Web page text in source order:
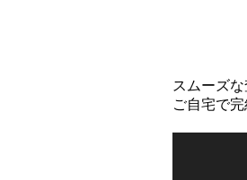
スムーズ
ご自宅で